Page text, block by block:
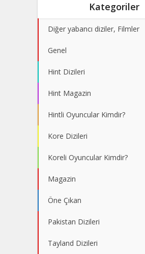
Kategoriler
Diğer yabancı diziler, Filmler
Genel
Hint Dizileri
Hint Magazin
Hintli Oyuncular Kimdir?
Kore Dizileri
Koreli Oyuncular Kimdir?
Magazin
Öne Çıkan
Pakistan Dizileri
Tayland Dizileri